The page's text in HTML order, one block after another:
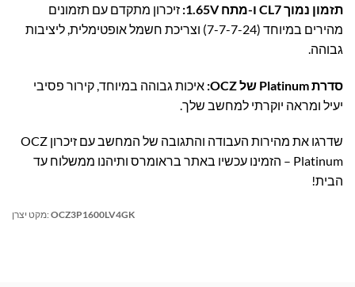
תזמון נמוך CL7 ו-מתח 1.65V:
זיכרון מתקדם עם תזמונים
מהירים במיוחד (7-7-7-24) וצריכת חשמל אופטימלית, ליציבות
גבוהה.
סדרת Platinum של OCZ:
איכות גבוהה במיוחד, קירור פסיבי
יעיל ומראה יוקרתי למחשב שלך.
שדרגו את מהירות העבודה והתגובה של המחשב עם זיכרון OCZ
Platinum – הזמינו עכשיו באתר בראומרס ותיהנו ממשלוח עד
הבית!
מקט יצרן: OCZ3P1600LV4GK